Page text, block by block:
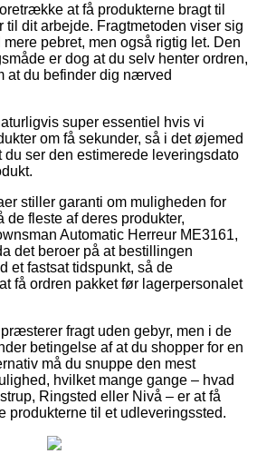
at få produkterne bragt til
dit arbejde. Fragtmetoden viser sig
pebret, men også rigtig let. Den
er dog at du selv henter ordren,
at du befinder dig nærved
super essentiel hvis vi
om få sekunder, så i det øjemed
du ser den estimerede leveringsdato
stiller garanti om muligheden for
de fleste af deres produkter,
Automatic Herreur ME3161,
det beroer på at bestillingen
et fastsat tidspunkt, så de
få ordren pakket før lagerpersonalet
fragt uden gebyr, men i de
betingelse af at du shopper for en
må du snuppe den mest
hvilket mange gange – hvad
Ringsted eller Nivå – er at få
produkterne til et udleveringssted.